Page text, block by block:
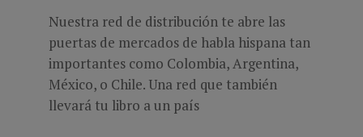
Nuestra red de distribución te abre las
puertas de mercados de habla hispana tan
importantes como Colombia, Argentina,
México, o Chile. Una red que también
llevará tu libro a un país